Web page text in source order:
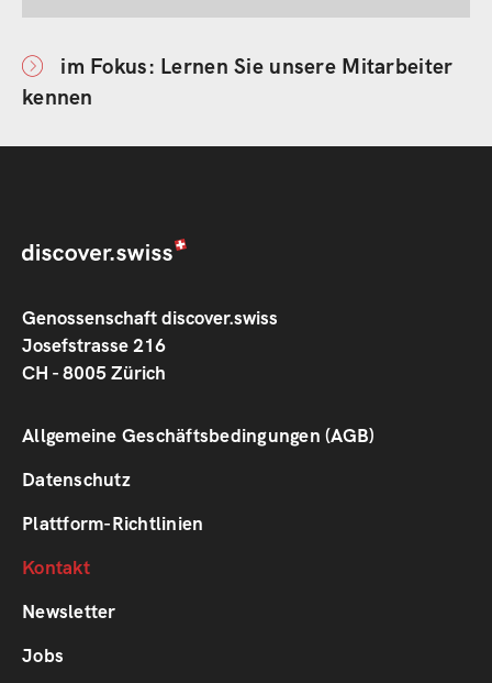
im Fokus: Lernen Sie unsere Mitarbeiter
kennen
Genossenschaft discover.swiss
Josefstrasse 216
CH - 8005 Zürich
Footer
1
Allgemeine Geschäftsbedingungen (AGB)
Datenschutz
Plattform-Richtlinien
Footer
2
Kontakt
Newsletter
Jobs